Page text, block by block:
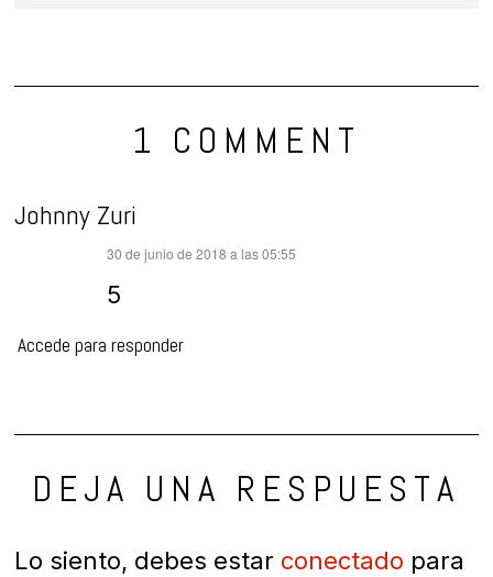
1 COMMENT
Johnny Zuri
30 de junio de 2018 a las 05:55
5
Accede para responder
DEJA UNA RESPUESTA
Lo siento, debes estar conectado para